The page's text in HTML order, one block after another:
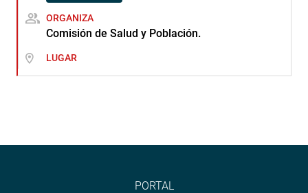
ORGANIZA
Comisión de Salud y Población.
LUGAR
PORTAL